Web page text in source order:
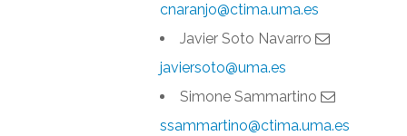
cnaranjo@ctima.uma.es
Javier Soto Navarro
javiersoto@uma.es
Simone Sammartino
ssammartino@ctima.uma.es